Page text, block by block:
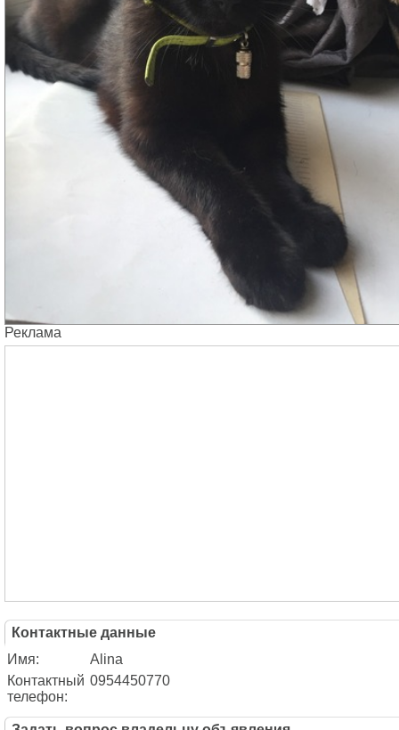
Реклама
Контактные данные
Имя:
Alina
Контактный
телефон:
0954450770